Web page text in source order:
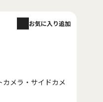
お気に入り追加
メラ・サイドカメ